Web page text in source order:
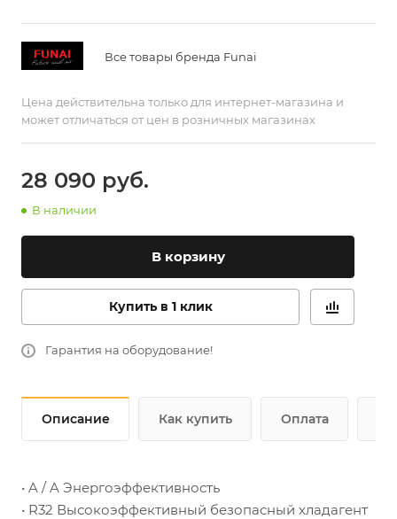
Все товары бренда Funai
Цена действительна только для интернет-магазина и
может отличаться от цен в розничных магазинах
28 090 руб.
В наличии
В корзину
Купить в 1 клик
Гарантия на оборудование!
Описание Как купить Оплата
• A / A Энергоэффективность
• R32 Высокоэффективный безопасный хладагент